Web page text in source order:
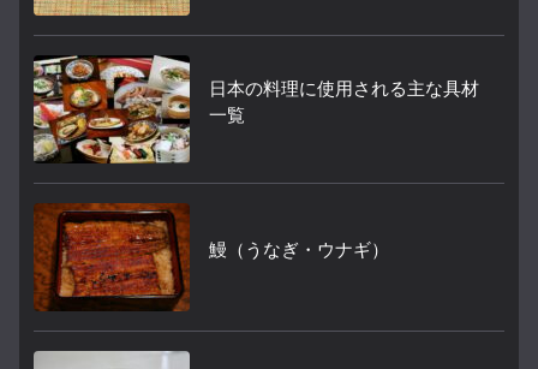
日本の料理に使用される主な具材
一覧
鰻（うなぎ・ウナギ）